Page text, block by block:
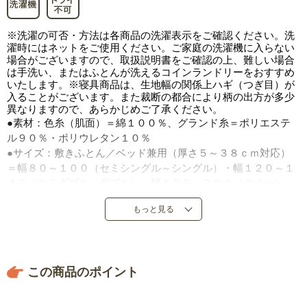
※洗濯の可否・方法は各商品の洗濯表示をご確認ください。洗
濯時にはネットをご使用ください。ご家庭の洗濯機に入らない
場合がございますので、取扱説明書をご確認の上、難しい場合
は手洗い、またはふとんが洗えるコインランドリーをおすすめ
いたします。※寝具商品は、生地幅の関係上ハギ（つぎ目）が
入ることがございます。また裁断の都合により柄の出方が多少
異なりますので、あらかじめご了承ください。
●素材：色糸（肌面）＝綿１００％、グランド糸＝ポリエステ
ル９０％・ポリウレタン１０％
●サイズ：敷きふとん／ベッド兼用（厚さ５～３８ｃｍ対応）
＝幅８０～１００（セミシングル～シングル）・幅１２０～１
キング）×長さ１９０～２１０ｃｍ
もっと見る
この商品のポイント